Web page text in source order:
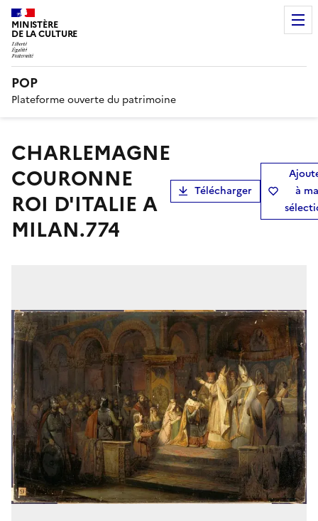
MINISTÈRE
DE LA CULTURE
POP
Plateforme ouverte du patrimoine
CHARLEMAGNE
COURONNE
ROI D'ITALIE A
MILAN.774
Télécharger
à ma